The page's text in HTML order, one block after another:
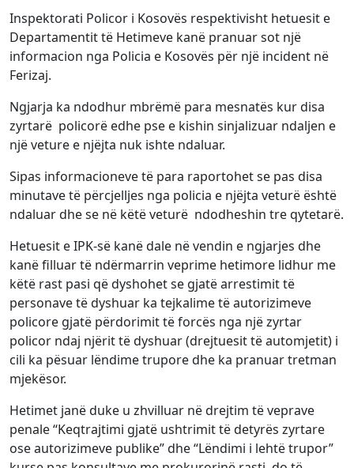
Inspektorati Policor i Kosovës respektivisht hetuesit e
Departamentit të Hetimeve kanë pranuar sot një
informacion nga Policia e Kosovës për një incident në
Ferizaj.
Ngjarja ka ndodhur mbrëmë para mesnatës kur disa
zyrtarë policorë edhe pse e kishin sinjalizuar ndaljen e
një veture e njëjta nuk ishte ndaluar.
Sipas informacioneve të para raportohet se pas disa
minutave të përcjelljes nga policia e njëjta veturë është
ndaluar dhe se në këtë veturë ndodheshin tre qytetarë.
Hetuesit e IPK-së kanë dale në vendin e ngjarjes dhe
kanë filluar të ndërmarrin veprime hetimore lidhur me
këtë rast pasi që dyshohet se gjatë arrestimit të
personave të dyshuar ka tejkalime të autorizimeve
policore gjatë përdorimit të forcës nga një zyrtar
policor ndaj njërit të dyshuar (drejtuesit të automjetit) i
cili ka pësuar lëndime trupore dhe ka pranuar tretman
mjekësor.
Hetimet janë duke u zhvilluar në drejtim të veprave
penale “Keqtrajtimi gjatë ushtrimit të detyrës zyrtare
ose autorizimeve publike” dhe “Lëndimi i lehtë trupor”